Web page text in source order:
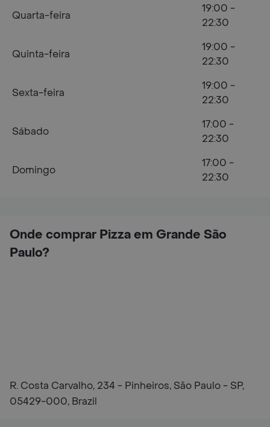
Onde comprar Pizza em Grande São
Paulo?
R. Costa Carvalho, 234 - Pinheiros, São Paulo - SP,
05429-000, Brazil
Quarta-feira
19:00 -
22:30
Quinta-feira
19:00 -
22:30
Sexta-feira
19:00 -
22:30
Sábado
17:00 -
22:30
Domingo
17:00 -
22:30